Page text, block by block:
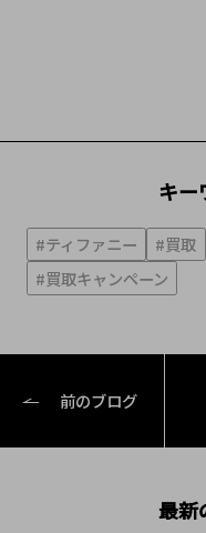
キー
#ティファニー #買取
#買取キャンペーン
前のブログ
最新